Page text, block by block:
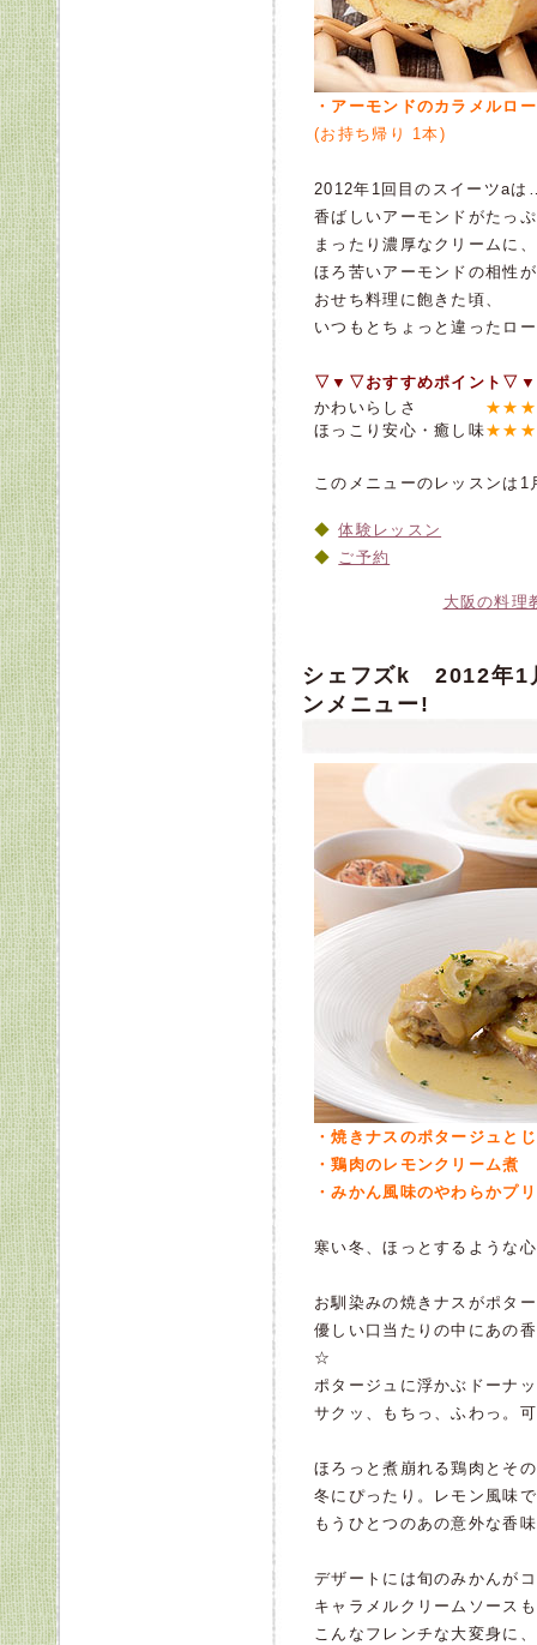
・アーモンドのカラメルロ
(お持ち帰り 1本)
2012年1回目のスイーツa
香ばしいアーモンドがたっ
まったり濃厚なクリームに、
ほろ苦いアーモンドの相性
おせち料理に飽きた頃、
いつもとちょっと違ったロ
▽▼▽おすすめポイント
かわいらしさ
ほっこり安心・癒し味
このメニューのレッスンは
体験レッスン
ご予約
大阪の料理
シェフズk 2012年
ンメニュー!
・焼きナスのポタージュと
・鶏肉のレモンクリーム煮
・みかん風味のやわらかプ
寒い冬、ほっとするような
お馴染みの焼きナスがポタ
優しい口当たりの中にあの
☆
ポタージュに浮かぶドーナ
サクッ、もちっ、ふわっ。
ほろっと煮崩れる鶏肉とそ
冬にぴったり。レモン風味
もうひとつのあの意外な香
デザートには旬のみかんが
キャラメルクリームソース
こんなフレンチな大変身に